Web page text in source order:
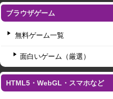
ブラウザゲーム
無料ゲーム一覧
面白いゲーム（厳選）
HTML5・WebGL・スマホなど